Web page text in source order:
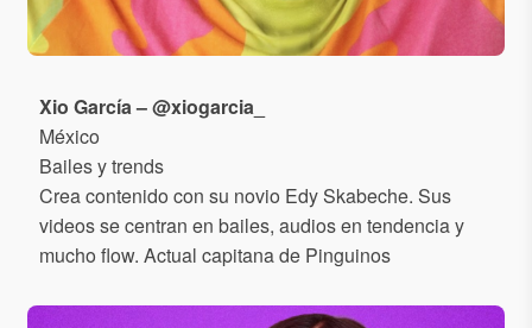
Xio García – @xiogarcia_
México
Bailes y trends
Crea contenido con su novio Edy Skabeche. Sus
videos se centran en bailes, audios en tendencia y
mucho flow. Actual capitana de Pinguinos